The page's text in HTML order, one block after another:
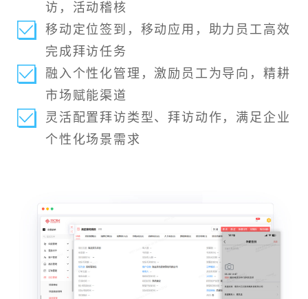
访，活动稽核
移动定位签到，移动应用，助力员工高效
完成拜访任务
融入个性化管理，激励员工为导向，精耕
市场赋能渠道
灵活配置拜访类型、拜访动作，满足企业
个性化场景需求